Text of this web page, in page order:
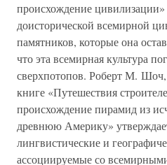
происхождение цивилизации»
доисторической всемирной
памятников, которые она
что эта всемирная культура
сверхпотопов. Роберт М.
книге «Путешествия
происхождение пирамид из
древнюю Америку»
лингвистические и
ассоциируемые со